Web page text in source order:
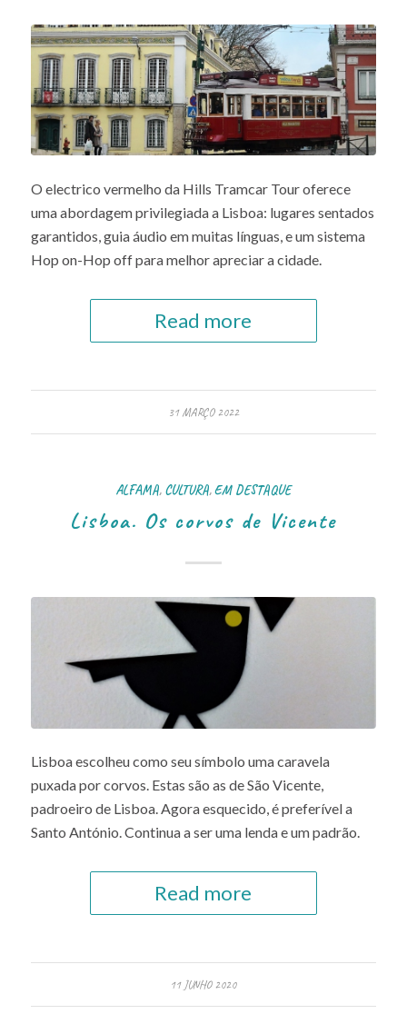
O electrico vermelho da Hills Tramcar Tour oferece
uma abordagem privilegiada a Lisboa: lugares sentados
garantidos, guia áudio em muitas línguas, e um sistema
Hop on-Hop off para melhor apreciar a cidade.
Read more
31 MARÇO 2022
ALFAMA, CULTURA,EM DESTAQUE
Lisboa. Os corvos de Vicente
Lisboa escolheu como seu símbolo uma caravela
puxada por corvos. Estas são as de São Vicente,
padroeiro de Lisboa. Agora esquecido, é preferível a
Santo António. Continua a ser uma lenda e um padrão.
Read more
11 JUNHO 2020